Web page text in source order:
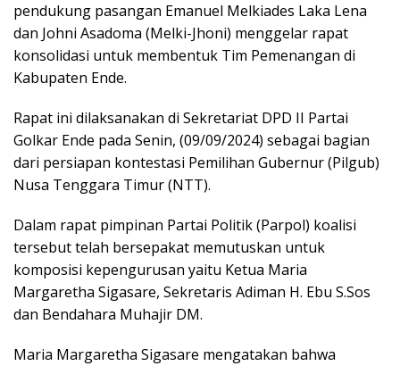
pendukung pasangan Emanuel Melkiades Laka Lena
dan Johni Asadoma (Melki-Jhoni) menggelar rapat
konsolidasi untuk membentuk Tim Pemenangan di
Kabupaten Ende.
Rapat ini dilaksanakan di Sekretariat DPD II Partai
Golkar Ende pada Senin, (09/09/2024) sebagai bagian
dari persiapan kontestasi Pemilihan Gubernur (Pilgub)
Nusa Tenggara Timur (NTT).
Dalam rapat pimpinan Partai Politik (Parpol) koalisi
tersebut telah bersepakat memutuskan untuk
komposisi kepengurusan yaitu Ketua Maria
Margaretha Sigasare, Sekretaris Adiman H. Ebu S.Sos
dan Bendahara Muhajir DM.
Maria Margaretha Sigasare mengatakan bahwa